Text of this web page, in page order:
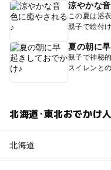
涼やかな
この夏は浴
親子で絵付
夏の朝に
親子で神秘
スイレンと
北海道･東北おでかけ
北海道